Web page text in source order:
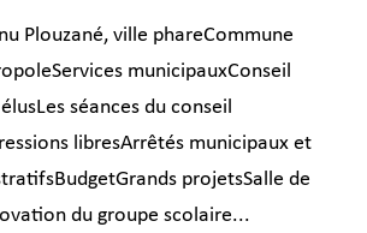
Plouzané, ville phareCommune
municipauxConseil
séances du conseil
libresArrêtés municipaux et
projetsSalle de
du groupe scolaire...